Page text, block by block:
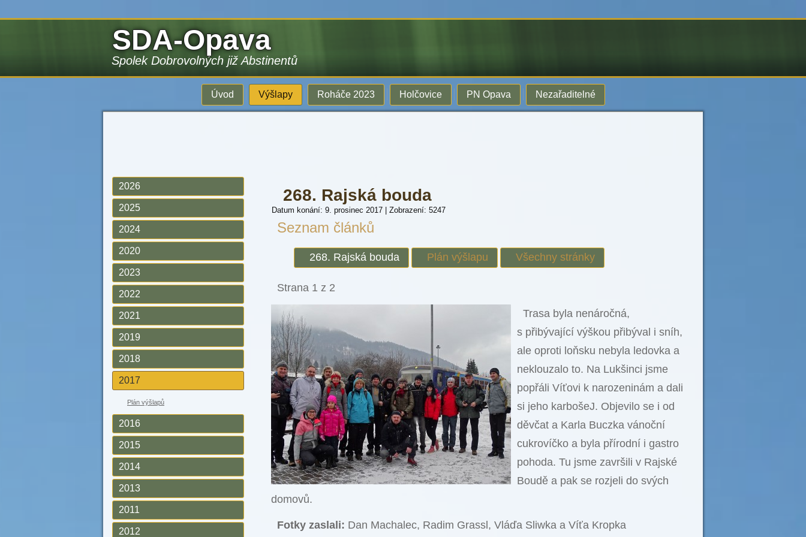
SDA-Opava
Spolek Dobrovolných již Abstinentů
Úvod Výšlapy Roháče 2023 Holčovice PN Opava Nezařaditelné
2026
2025
2024
2020
2023
2022
2021
2019
2018
2017
Plán výšlapů
2016
2015
2014
2013
2011
2012
268. Rajská bouda
Datum konání: 9. prosinec 2017 Zobrazení: 5247
Seznam článků
268. Rajská bouda Plán výšlapu Všechny stránky
Strana 1 z 2
Trasa byla nenáročná,
s přibývající výškou přibýval i sníh,
ale oproti loňsku nebyla ledovka a
neklouzalo to. Na Lukšinci jsme
popřáli Víťovi k narozeninám a dali
si jeho karbošeJ. Objevilo se i od
děvčat a Karla Buczka vánoční
cukrovíčko a byla přírodní i gastro
pohoda. Tu jsme završili v Rajské
Boudě a pak se rozjeli do svých
domovů.
Fotky zaslali: Dan Machalec, Radim Grassl, Vláďa Sliwka a Víťa Kropka